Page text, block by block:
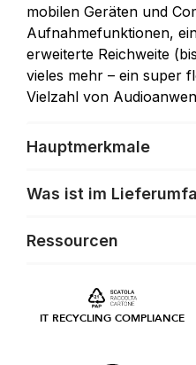
mobilen Geräten und
Aufnahmefunktionen,
erweiterte Reichweite
vieles mehr – ein super
Vielzahl von
Hauptmerkmale
Was ist im
Ressourcen
IT RECYCLING COMPLIANCE